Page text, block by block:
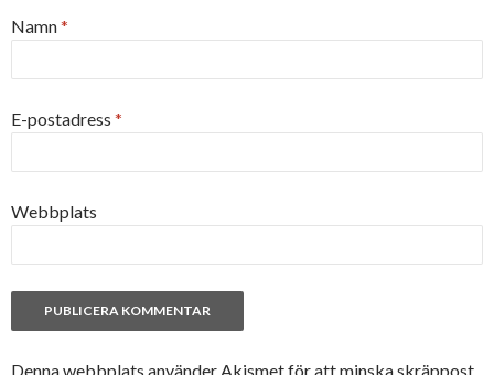
Namn*
E-postadress *
Webbplats
Denna webbplats använder Akismet för att minska skräppost.